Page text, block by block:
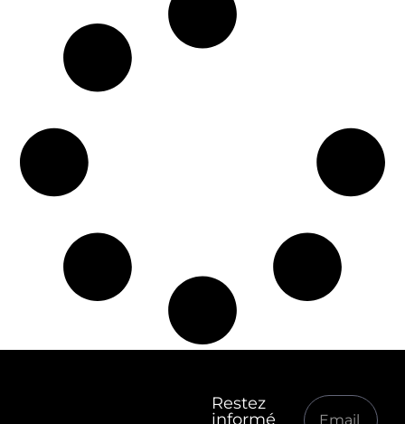
Restez
informé